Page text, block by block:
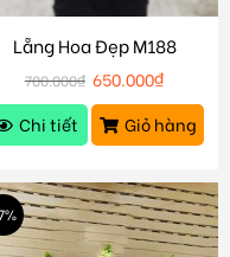
Lẵng Hoa Đẹp M188
700.000₫ 650.000₫
Chi tiết
Giỏ hàng